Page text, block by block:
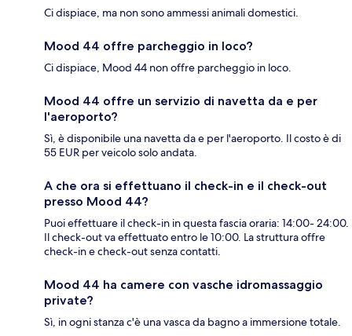
Ci dispiace, ma non sono ammessi animali domestici.
Mood 44 offre parcheggio in loco?
Ci dispiace, Mood 44 non offre parcheggio in loco.
Mood 44 offre un servizio di navetta da e per
l'aeroporto?
Sì, è disponibile una navetta da e per l'aeroporto. Il costo è di
55 EUR per veicolo solo andata.
A che ora si effettuano il check-in e il check-out
presso Mood 44?
Puoi effettuare il check-in in questa fascia oraria: 14:00- 24:00.
Il check-out va effettuato entro le 10:00. La struttura offre
check-in e check-out senza contatti.
Mood 44 ha camere con vasche idromassaggio
private?
Sì, in ogni stanza c'è una vasca da bagno a immersione totale.